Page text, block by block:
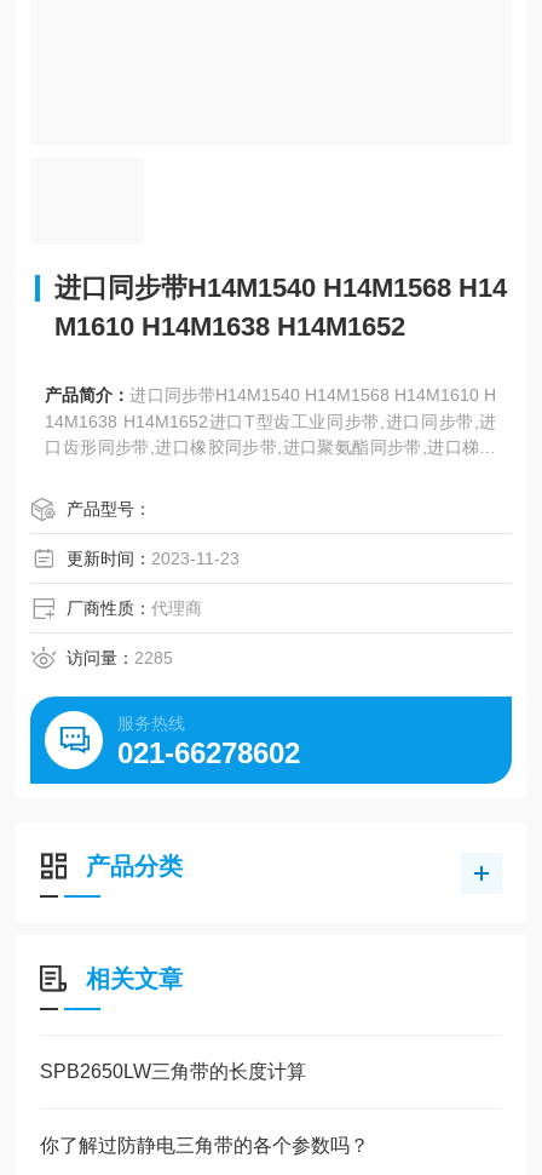
进口同步带H14M1540 H14M1568 H14
M1610 H14M1638 H14M1652
产品简介：进口同步带H14M1540 H14M1568 H14M1610 H
14M1638 H14M1652进口T型齿工业同步带,进口同步带,进
口齿形同步带,进口橡胶同步带,进口聚氨酯同步带,进口梯形
形同步带,T型齿同步带,XL、L型。日本三星、美国盖茨、德
国奥比等世界名优工业皮带。
产品型号：
更新时间： 2023-11-23
厂商性质：代理商
访问量： 2285
服务热线
021-66278602
产品分类
相关文章
SPB2650LW三角带的长度计算
你了解过防静电三角带的各个参数吗？